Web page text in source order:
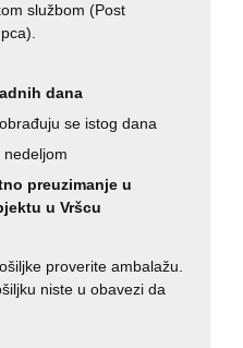
službom (Post
dana
se istog dana
preuzimanje u
u Vršcu
proverite ambalažu.
niste u obavezi da